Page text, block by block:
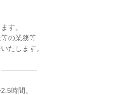
す。
等の業務等
たします。
＞―――――
時間。